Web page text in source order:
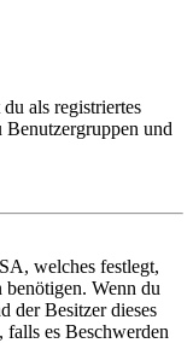
als registriertes
und
welches festlegt,
benötigen. Wenn du
der Besitzer dieses
es Beschwerden